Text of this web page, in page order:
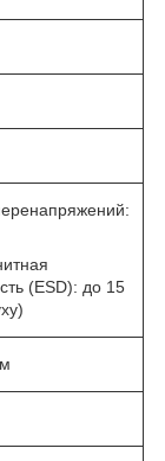
(ESD): до 15